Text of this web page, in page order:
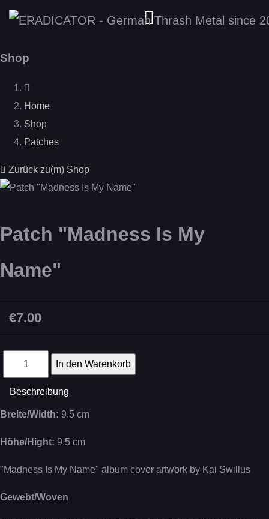
Shop
Home
Shop
Patches
Zurück zu(m) Shop
Patch "Madness Is My
Name"
€7.00
Beschreibung
Breite/Width: 9,5 cm
Höhe/Hight: 9,5 cm
"Madness Is My Name" album cover artwork by Kai Swillus
Gewebt/Woven